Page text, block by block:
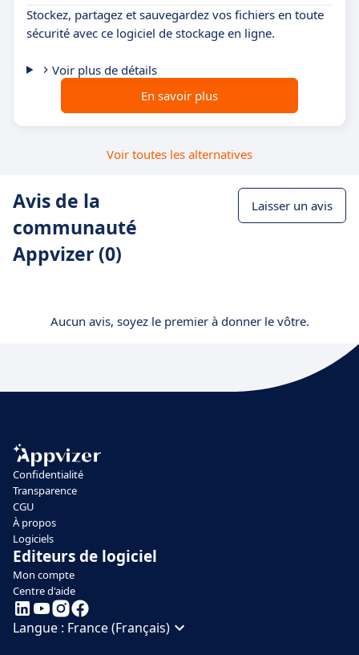
Stockez, partagez et sauvegardez vos fichiers en toute
sécurité avec ce logiciel de stockage en ligne.
Voir plus de détails
En savoir plus
Voir toutes les alternatives
Avis de la
communauté
Appvizer (0)
Laisser un avis
Aucun avis, soyez le premier à donner le vôtre.
Confidentialité
Transparence
CGU
À propos
Logiciels
Editeurs de logiciel
Mon compte
Centre d'aide
Langue : France (Français)